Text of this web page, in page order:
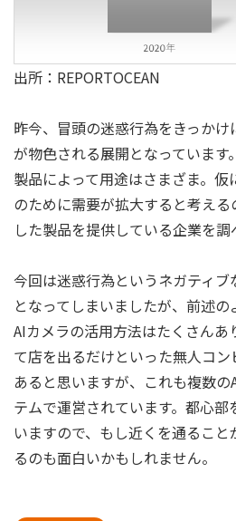
出所：REPORTOCEAN
昨今、冒頭の迷惑行為をきっか
が物色される展開となっています
製品によって用途はさまざま。
のために需要が拡大すると考え
した製品を提供している企業を調
今回は迷惑行為というネガティ
となってしまいましたが、前述
AIカメラの活用方法はたくさんあ
て店を出るだけといった無人コ
あると思いますが、これも複数
テムで運営されています。都心部
いますので、もし近くを通るこ
るのも面白いかもしれません。